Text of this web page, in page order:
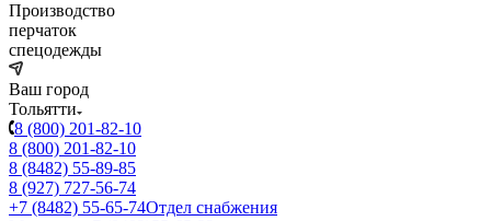
Производство
перчаток
спецодежды
Ваш город
Тольятти
8 (800) 201-82-10
8 (800) 201-82-10
8 (8482) 55-89-85
8 (927) 727-56-74
+7 (8482) 55-65-74Отдел снабжения